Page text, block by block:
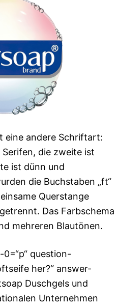
eine andere Schriftart:
die zweite ist
ist dünn und
die Buchstaben „ft“
Querstange
Das Farbschema
mehreren Blautönen.
question-
her?“ answer-
Duschgels und
Unternehmen